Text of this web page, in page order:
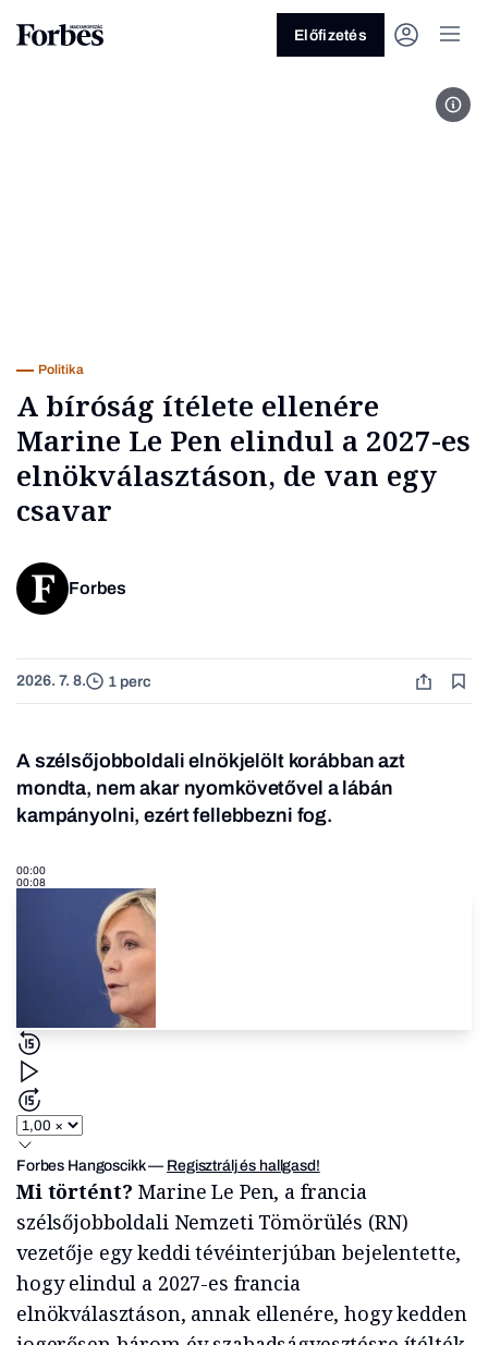
Előfizetés
Politika
A bíróság ítélete ellenére
Marine Le Pen elindul a 2027-es
elnökválasztáson, de van egy
csavar
Forbes
2026. 7. 8. 1 perc
A szélsőjobboldali elnökjelölt korábban azt
mondta, nem akar nyomkövetővel a lábán
kampányolni, ezért fellebbezni fog.
00:00
00:08
Forbes Hangoscikk— Regisztrálj és hallgasd!
Mi történt? Marine Le Pen, a francia
szélsőjobboldali Nemzeti Tömörülés (RN)
vezetője egy keddi tévéinterjúban bejelentette,
hogy elindul a 2027-es francia
elnökválasztáson, annak ellenére, hogy kedden